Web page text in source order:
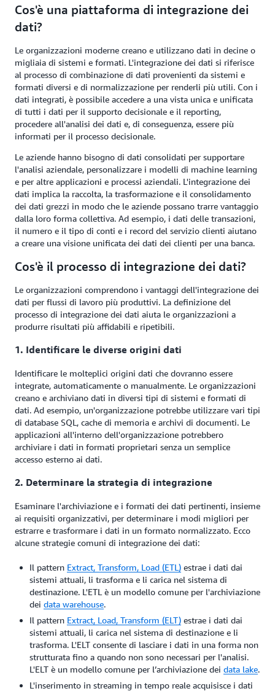
Cos'è una piattaforma di integrazione dei
dati?
Le organizzazioni moderne creano e utilizzano dati in decine o
migliaia di sistemi e formati. L'integrazione dei dati si riferisce
al processo di combinazione di dati provenienti da sistemi e
formati diversi e di normalizzazione per renderli più utili. Con i
dati integrati, è possibile accedere a una vista unica e unificata
di tutti i dati per il supporto decisionale e il reporting,
procedere all'analisi dei dati e, di conseguenza, essere più
informati per il processo decisionale.
Le aziende hanno bisogno di dati consolidati per supportare
l'analisi aziendale, personalizzare i modelli di machine learning
e per altre applicazioni e processi aziendali. L'integrazione dei
dati implica la raccolta, la trasformazione e il consolidamento
dei dati grezzi in modo che le aziende possano trarre vantaggio
dalla loro forma collettiva. Ad esempio, i dati delle transazioni,
il numero e il tipo di conti e i record del servizio clienti aiutano
a creare una visione unificata dei dati dei clienti per una banca.
Cos'è il processo di integrazione dei dati?
Le organizzazioni comprendono i vantaggi dell'integrazione dei
dati per flussi di lavoro più produttivi. La definizione del
processo di integrazione dei dati aiuta le organizzazioni a
produrre risultati più affidabili e ripetibili.
1. Identificare le diverse origini dati
Identificare le molteplici origini dati che dovranno essere
integrate, automaticamente o manualmente. Le organizzazioni
creano e archiviano dati in diversi tipi di sistemi e formati di
dati. Ad esempio, un'organizzazione potrebbe utilizzare vari tipi
di database SQL, cache di memoria e archivi di documenti. Le
applicazioni all'interno dell'organizzazione potrebbero
archiviare i dati in formati proprietari senza un semplice
accesso esterno ai dati.
2. Determinare la strategia di integrazione
Esaminare l'archiviazione e i formati dei dati pertinenti, insieme
ai requisiti organizzativi, per determinare i modi migliori per
estrarre e trasformare i dati in un formato normalizzato. Ecco
alcune strategie comuni di integrazione dei dati:
Il pattern Extract, Transform, Load (ETL) estrae i dati dai
sistemi attuali, li trasforma e li carica nel sistema di
destinazione. L'ETL è un modello comune per l'archiviazione
dei data warehouse.
Il pattern Extract, Load, Transform (ELT) estrae i dati dai
sistemi attuali, li carica nel sistema di destinazione e li
trasforma. L'ELT consente di lasciare i dati in una forma non
strutturata fino a quando non sono necessari per l'analisi.
L'ELT è un modello comune per l’archiviazione dei data lake.
L'inserimento in streaming in tempo reale acquisisce i dati